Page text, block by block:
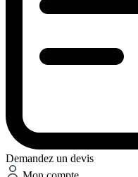
Demandez un devis